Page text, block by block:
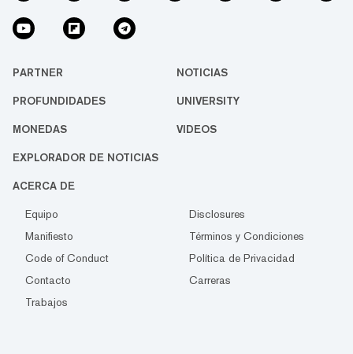
PARTNER NOTICIAS
PROFUNDIDADES UNIVERSITY
MONEDAS VIDEOS
EXPLORADOR DE NOTICIAS
ACERCA DE
Equipo
Disclosures
Manifiesto
Términos y Condiciones
Code of Conduct
Política de Privacidad
Contacto
Carreras
Trabajos